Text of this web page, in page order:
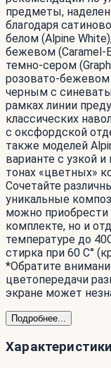
предметы,
благодаря
белом (Alpine
бежевом (Caramel-
темно-сером
розовато-
черным c
рамках линии
классических
с оксфордской
также моделей
варианте с узкой
тонах «цветных»
Сочетайте
уникальные
можно
комплекте, но и
температуре до
стирка при 60 С°
*Обратите
цветопередачи
экране может
Подробнее...
Характеристики